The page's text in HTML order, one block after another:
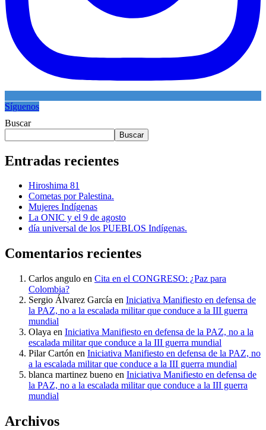
Síguenos
Buscar
Buscar
Entradas recientes
Hiroshima 81
Cometas por Palestina.
Mujeres Indígenas
La ONIC y el 9 de agosto
día universal de los PUEBLOS Indígenas.
Comentarios recientes
Carlos angulo en Cita en el CONGRESO: ¿Paz para
Colombia?
Sergio Álvarez García en Iniciativa Manifiesto en defensa de
la PAZ, no a la escalada militar que conduce a la III guerra
mundial
Olaya en Iniciativa Manifiesto en defensa de la PAZ, no a la
escalada militar que conduce a la III guerra mundial
Pilar Cartón en Iniciativa Manifiesto en defensa de la PAZ, no
a la escalada militar que conduce a la III guerra mundial
blanca martinez bueno en Iniciativa Manifiesto en defensa de
la PAZ, no a la escalada militar que conduce a la III guerra
mundial
Archivos